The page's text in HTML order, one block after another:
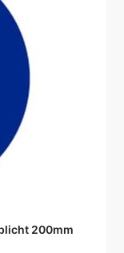
200mm